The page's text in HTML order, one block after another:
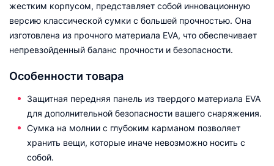
жестким корпусом, представляет собой инновационную
версию классической сумки с большей прочностью. Она
изготовлена из прочного материала EVA, что обеспечивает
непревзойденный баланс прочности и безопасности.
Особенности товара
Защитная передняя панель из твердого материала EVA
для дополнительной безопасности вашего снаряжения.
Сумка на молнии с глубоким карманом позволяет
хранить вещи, которые иначе невозможно носить с
собой.